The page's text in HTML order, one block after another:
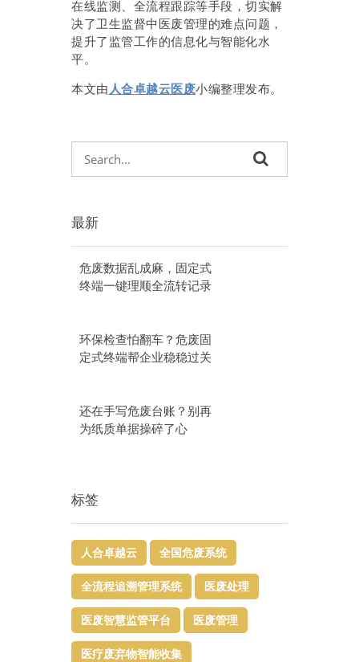
在线监测、全流程跟踪等手段，切实解
决了卫生监督中医废管理的难点问题，
提升了监管工作的信息化与智能化水
平。
本文由 人合卓越云医废小编整理发布。
最新
危废数据乱成麻，固定式
终端一键理顺全流转记录
环保检查怕翻车？危废固
定式终端帮企业稳稳过关
还在手写危废台账？别再
为纸质单据操碎了心
标签
人合卓越云 全国危废系统
全流程追溯管理系统 医废处理
医废智慧监管平台​ 医废管理
医疗废弃物智能收集